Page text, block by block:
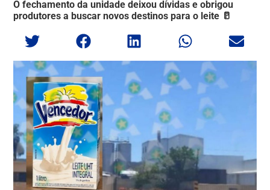
O fechamento da unidade deixou dívidas e obrigou
produtores a buscar novos destinos para o leite 🥛